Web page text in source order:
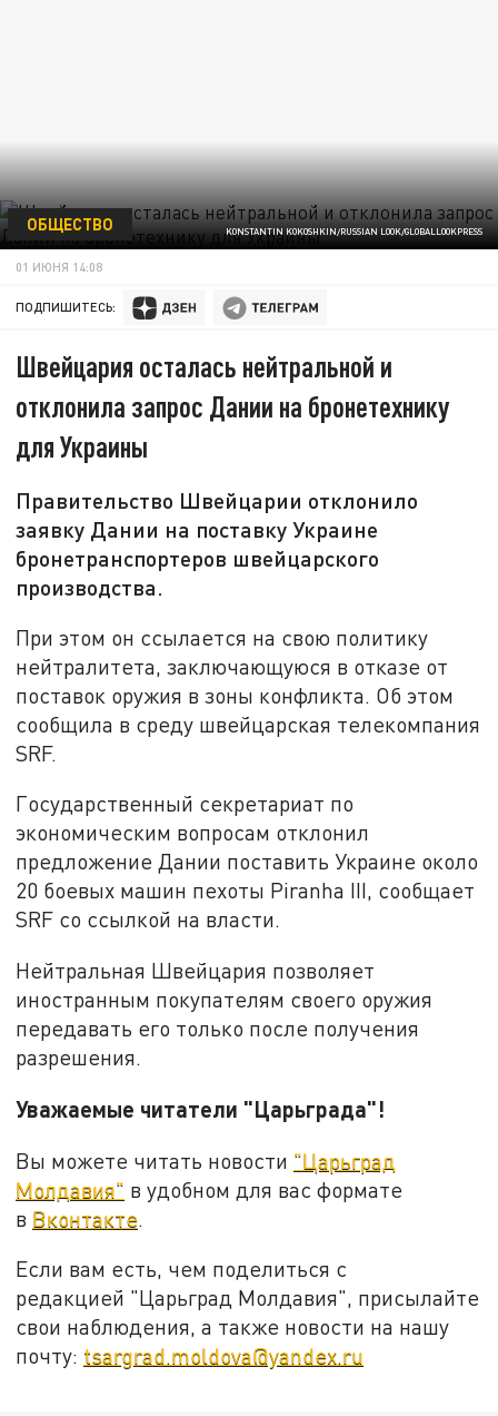
KONSTANTIN KOKOSHKIN/RUSSIAN LOOK/GLOBALLOOKPRESS
ОБЩЕСТВО
01 ИЮНЯ 14:08
ПОДПИШИТЕСЬ:
Швейцария осталась нейтральной и
отклонила запрос Дании на бронетехнику
для Украины
Правительство Швейцарии отклонило
заявку Дании на поставку Украине
бронетранспортеров швейцарского
производства.
При этом он ссылается на свою политику
нейтралитета, заключающуюся в отказе от
поставок оружия в зоны конфликта. Об этом
сообщила в среду швейцарская телекомпания
SRF.
Государственный секретариат по
экономическим вопросам отклонил
предложение Дании поставить Украине около
20 боевых машин пехоты Piranha III, сообщает
SRF со ссылкой на власти.
Нейтральная Швейцария позволяет
иностранным покупателям своего оружия
передавать его только после получения
разрешения.
Уважаемые читатели "Царьграда"!
Вы можете читать новости "Царьград
Молдавия" в удобном для вас формате
в Вконтакте
Если вам есть, чем поделиться с
редакцией "Царьград Молдавия", присылайте
свои наблюдения, а также новости на нашу
почту: tsargrad.moldova@yandex.ru